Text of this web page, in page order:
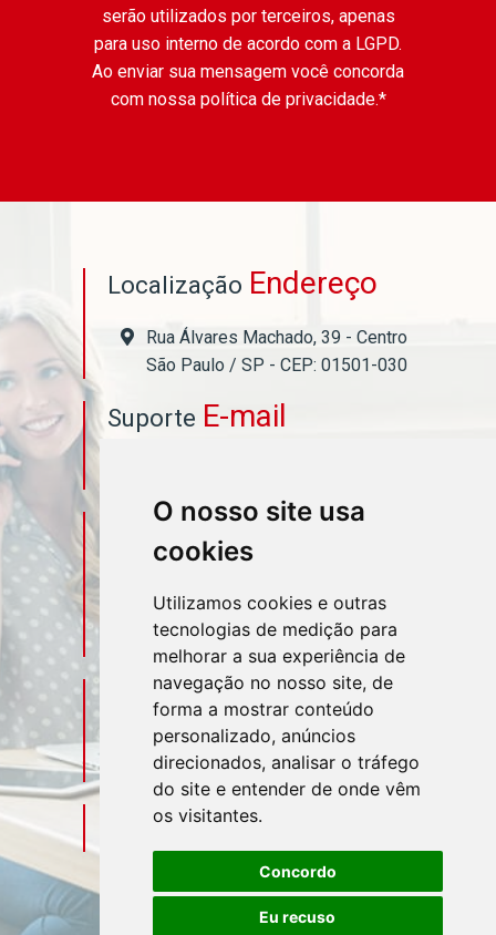
O nosso site usa
cookies
Utilizamos cookies e outras
tecnologias de medição para
melhorar a sua experiência de
navegação no nosso site, de
forma a mostrar conteúdo
personalizado, anúncios
direcionados, analisar o tráfego
do site e entender de onde vêm
os visitantes.
Concordo
Eu recuso
serão utilizados por terceiros, apenas
para uso interno de acordo com a LGPD.
Ao enviar sua mensagem você concorda
com nossa política de privacidade.*
Localização Endereço
Rua Álvares Machado, 39 - Centro
São Paulo / SP - CEP: 01501-030
Suporte E-mail
ContatoTelefone
(11) 95580-4449
RedesSociais
Mapa do Escritório